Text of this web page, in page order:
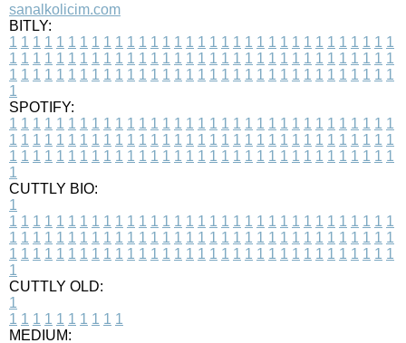
sanalkolicim.com
BITLY:
1 1 1 1 1 1 1 1 1 1 1 1 1 1 1 1 1 1 1 1 1 1 1 1 1 1 1 1 1 1 1 1 1
1 1 1 1 1 1 1 1 1 1 1 1 1 1 1 1 1 1 1 1 1 1 1 1 1 1 1 1 1 1 1 1 1
1 1 1 1 1 1 1 1 1 1 1 1 1 1 1 1 1 1 1 1 1 1 1 1 1 1 1 1 1 1 1 1 1
1
SPOTIFY:
1 1 1 1 1 1 1 1 1 1 1 1 1 1 1 1 1 1 1 1 1 1 1 1 1 1 1 1 1 1 1 1 1
1 1 1 1 1 1 1 1 1 1 1 1 1 1 1 1 1 1 1 1 1 1 1 1 1 1 1 1 1 1 1 1 1
1 1 1 1 1 1 1 1 1 1 1 1 1 1 1 1 1 1 1 1 1 1 1 1 1 1 1 1 1 1 1 1 1
1
CUTTLY BIO:
1
1 1 1 1 1 1 1 1 1 1 1 1 1 1 1 1 1 1 1 1 1 1 1 1 1 1 1 1 1 1 1 1 1
1 1 1 1 1 1 1 1 1 1 1 1 1 1 1 1 1 1 1 1 1 1 1 1 1 1 1 1 1 1 1 1 1
1 1 1 1 1 1 1 1 1 1 1 1 1 1 1 1 1 1 1 1 1 1 1 1 1 1 1 1 1 1 1 1 1
1
CUTTLY OLD:
1
1 1 1 1 1 1 1 1 1 1
MEDIUM: